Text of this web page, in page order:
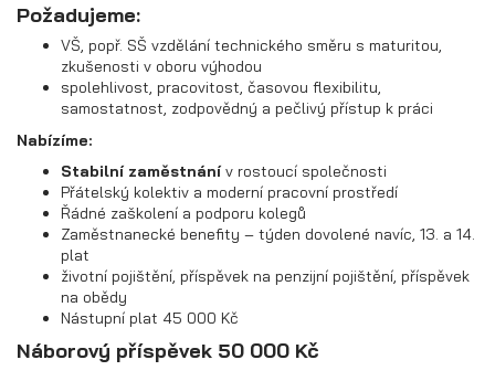
Sledujte nás
Přívěsy s koly vedle ložné plochy
(překližkové a hliníkové bočnice)
Požadujeme:
VŠ, popř. SŠ vzdělání technického směru s maturitou,
zkušenosti v oboru výhodou
spolehlivost, pracovitost, časovou flexibilitu,
samostatnost, zodpovědný a pečlivý přístup k práci
Nabízíme:
Stabilní zaměstnání v rostoucí společnosti
Přátelský kolektiv a moderní pracovní prostředí
Řádné zaškolení a podporu kolegů
Zaměstnanecké benefity – týden dovolené navíc, 13. a 14.
plat
životní pojištění, příspěvek na penzijní pojištění, příspěvek
na obědy
Nástupní plat 45 000 Kč
Náborový příspěvek 50 000 Kč